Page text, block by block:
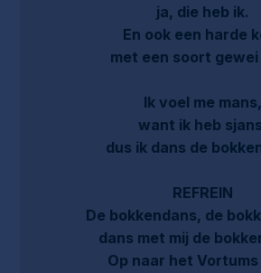
ja, die heb ik.
En ook een harde
met een soort
Ik voel me mans,
want ik heb
dus ik dans de
REFREIN
De bokkendans, de
dans met mij de
Op naar het Vortums